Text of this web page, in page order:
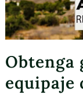
Obtenga
equipaje